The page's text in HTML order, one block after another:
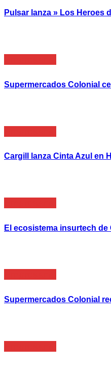
Pulsar lanza » Los Heroes
Supermercados Colonial
Cargill lanza Cinta Azul en
El ecosistema insurtech
Supermercados Colonial